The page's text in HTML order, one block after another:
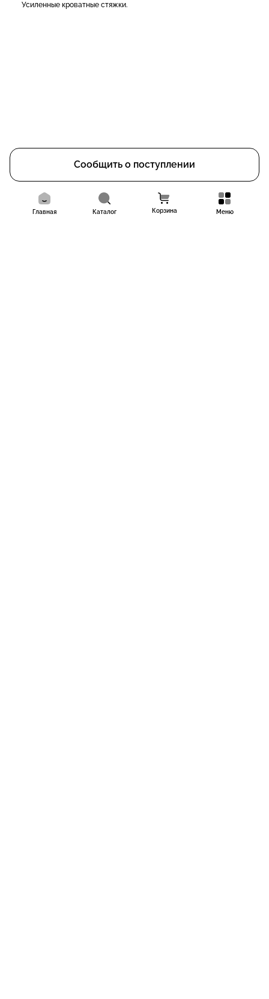
Усиленные кроватные стяжки.
Сообщить о поступлении
Главная Каталог Корзина Меню